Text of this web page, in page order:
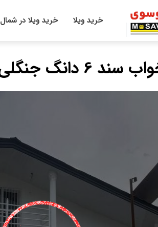
خرید ویلا خرید ویلا در شمال